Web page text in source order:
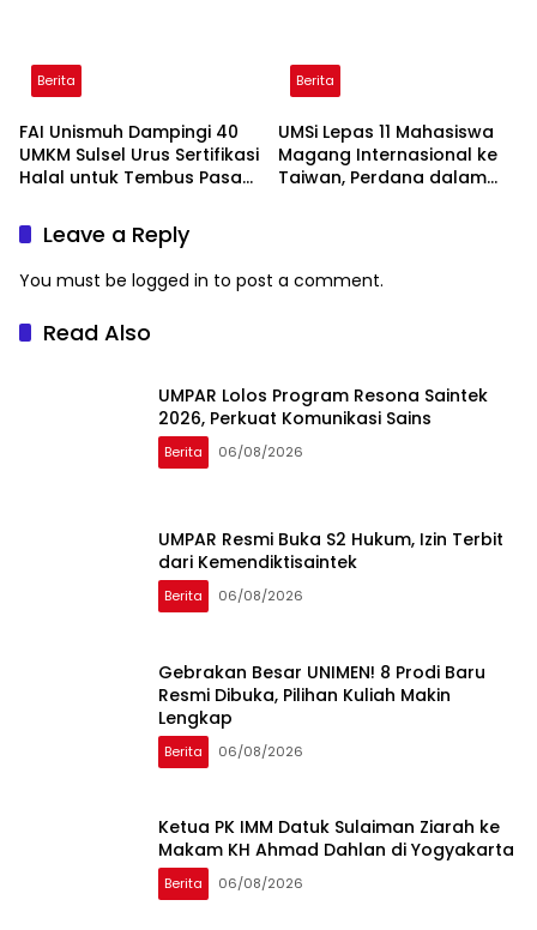
Berita
FAI Unismuh Dampingi 40
UMKM Sulsel Urus Sertifikasi
Halal untuk Tembus Pasar
Berita
UMSi Lepas 11 Mahasiswa
Magang Internasional ke
Taiwan, Perdana dalam
Leave a Reply
You must be logged in to post a comment.
Read Also
UMPAR Lolos Program Resona Saintek
2026, Perkuat Komunikasi Sains
Berita 06/08/2026
UMPAR Resmi Buka S2 Hukum, Izin Terbit
dari Kemendiktisaintek
Berita 06/08/2026
Gebrakan Besar UNIMEN! 8 Prodi Baru
Resmi Dibuka, Pilihan Kuliah Makin
Lengkap
Berita 06/08/2026
Ketua PK IMM Datuk Sulaiman Ziarah ke
Makam KH Ahmad Dahlan di Yogyakarta
Berita 06/08/2026